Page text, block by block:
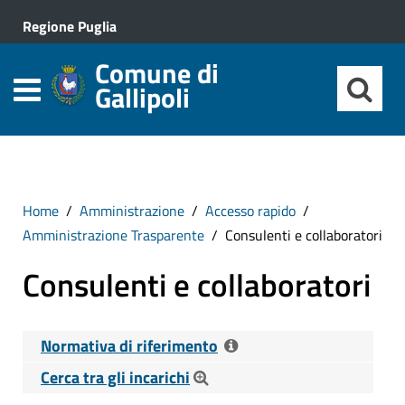
Regione Puglia
Comune di
Gallipoli
Home Amministrazione
Accesso rapido
Amministrazione Trasparente
Consulenti e collaboratori
Consulenti e collaboratori
Normativa di riferimento
Cerca tra gli incarichi